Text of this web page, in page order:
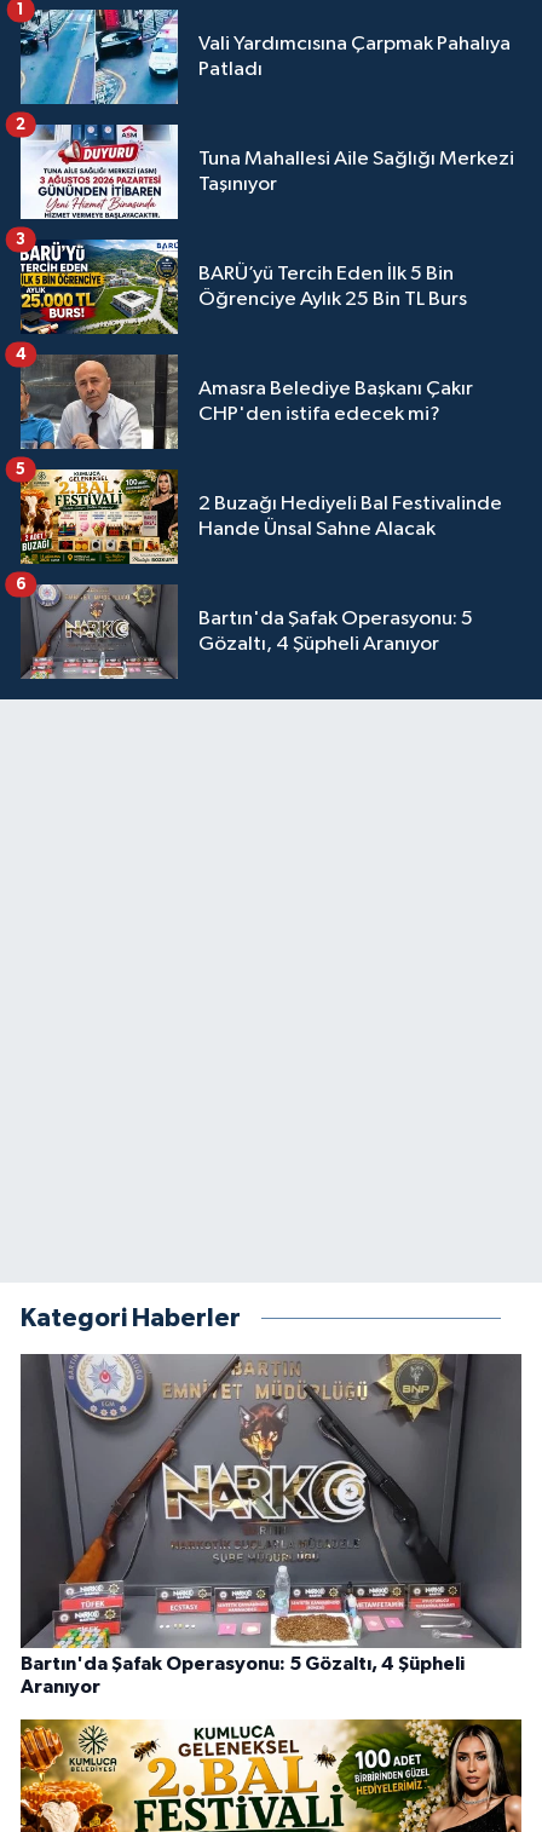
Vali Yardımcısına Çarpmak Pahalıya
Patladı
1
Tuna Mahallesi Aile Sağlığı Merkezi
Taşınıyor
2
BARÜ’yü Tercih Eden İlk 5 Bin
Öğrenciye Aylık 25 Bin TL Burs
3
Amasra Belediye Başkanı Çakır
CHP'den istifa edecek mi?
4
2 Buzağı Hediyeli Bal Festivalinde
Hande Ünsal Sahne Alacak
5
Bartın'da Şafak Operasyonu: 5
Gözaltı, 4 Şüpheli Aranıyor
6
Kategori Haberler
Bartın'da Şafak Operasyonu: 5 Gözaltı, 4 Şüpheli
Aranıyor